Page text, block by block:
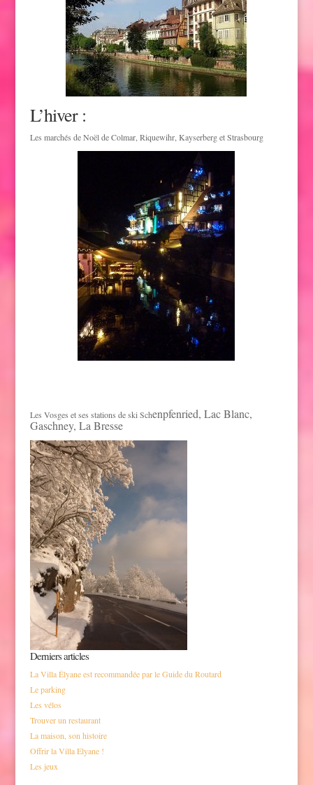
L’hiver :
Les marchés de Noël de Colmar, Riquewihr, Kayserberg et Strasbourg
Les Vosges et ses stations de ski Schenpfenried, Lac Blanc,
Gaschney, La Bresse
Derniers articles
La Villa Élyane est recommandée par le Guide du Routard
Le parking
Les vélos
Trouver un restaurant
La maison, son histoire
Offrir la Villa Elyane !
Les jeux